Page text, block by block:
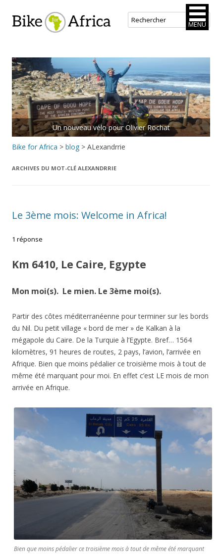
Bike for Africa
au
contenu
principal
Un nouveau vélo pour Olivier Rochat
Bike for Africa > blog > ALexandrrie
ARCHIVES DU MOT-CLÉ ALEXANDRRIE
Le 3ème mois: Welcome in Africa!
1 réponse
Km 6410, Le Caire, Egypte
Mon moi(s). Le mien. Le 3ème moi(s).
Partir des côtes méditerranéenne pour terminer sur les bords
du Nil. Du petit village « bord de mer » de Kalkan à la
mégapole du Caire. De la Turquie à l’Egypte. Bref… 1564
kilomètres, 91 heures de routes, 2 pays, l’avion, l’arrivée en
Afrique. Bien que moins pédalier ce troisième mois à tout de
même été marquant pour moi. En effet c’est LE mois de mon
arrivée en Afrique.
Bien que moins pédalier ce troisième mois à tout de même été marquant
MENU